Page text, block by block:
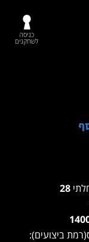
כניסה
לשחקנים
ביצועים):